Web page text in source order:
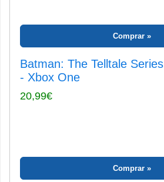
Comprar
Batman: The Telltale Series
- Xbox One
20,99€
Comprar